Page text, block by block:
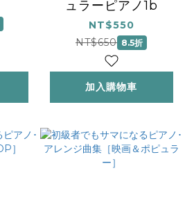
ュラーピアノ1b
NT$550
NT$650 8.5折
加入購物車